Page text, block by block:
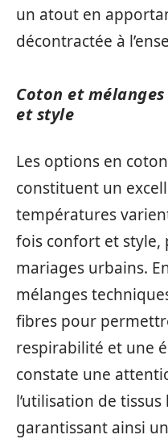
un atout en
décontractée à
Coton et
et style
Les options en
constituent un
températures
fois confort et style,
mariages urbains.
mélanges
fibres pour
respirabilité et une
constate une
l’utilisation de tissus
garantissant ainsi